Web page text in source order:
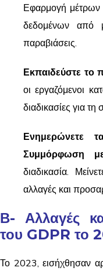
Εφαρμογή
δεδομένων από
παραβιάσεις.
Εκπαιδεύστε το
οι εργαζόμενοι
διαδικασίες για
Ενημερώνετε
Συμμόρφωση
διαδικασία.
αλλαγές και
Β- Αλλαγές
του GDPR το
Το 2023, εισήχθησαν